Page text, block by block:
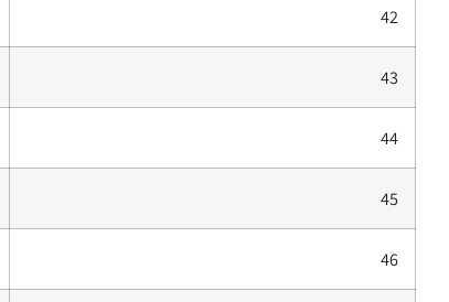
42
43
44
45
46